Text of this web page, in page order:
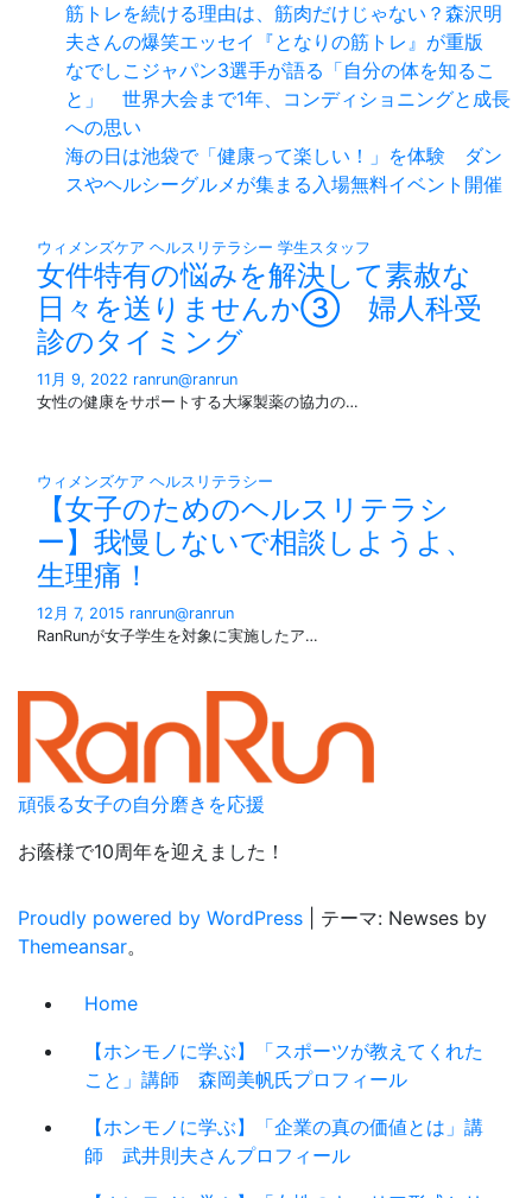
筋トレを続ける理由は、筋肉だけじゃない？森沢明
夫さんの爆笑エッセイ『となりの筋トレ』が重版
なでしこジャパン3選手が語る「自分の体を知るこ
と」 世界大会まで1年、コンディショニングと成長
への思い
海の日は池袋で「健康って楽しい！」を体験 ダン
スやヘルシーグルメが集まる入場無料イベント開催
ウィメンズケア ヘルスリテラシー 学生スタッフ
女件特有の悩みを解決して素赦な
日々を送りませんか③ 婦人科受
診のタイミング
11月 9, 2022 ranrun@ranrun
女性の健康をサポートする大塚製薬の協力の…
ウィメンズケア ヘルスリテラシー
【女子のためのヘルスリテラシ
ー】我慢しないで相談しようよ、
生理痛！
12月 7, 2015 ranrun@ranrun
RanRunが女子学生を対象に実施したア…
頑張る女子の自分磨きを応援
お蔭様で10周年を迎えました！
Proudly powered by WordPress
テーマ: Newses by
Themeansar。
Home
【ホンモノに学ぶ】「スポーツが教えてくれた
こと」講師 森岡美帆氏プロフィール
【ホンモノに学ぶ】「企業の真の価値とは」講
師 武井則夫さんプロフィール